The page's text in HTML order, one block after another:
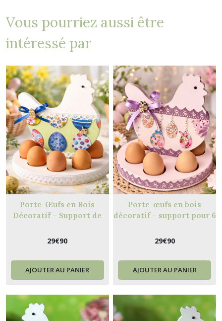
Vous pourriez aussi être
intéressé par
Porte-Œufs en Bois
Décoratif – Support de
29€90
AJOUTER AU PANIER
Porte-œufs en bois
décoratif – support pour 6
29€90
AJOUTER AU PANIER